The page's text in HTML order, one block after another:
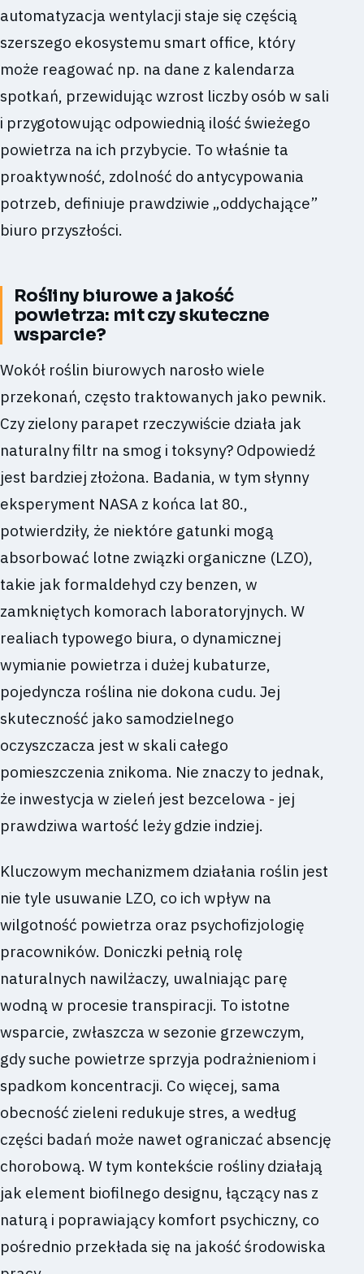
automatyzacja wentylacji staje się częścią
szerszego ekosystemu smart office, który
może reagować np. na dane z kalendarza
spotkań, przewidując wzrost liczby osób w sali
i przygotowując odpowiednią ilość świeżego
powietrza na ich przybycie. To właśnie ta
proaktywność, zdolność do antycypowania
potrzeb, definiuje prawdziwie „oddychające”
biuro przyszłości.
Rośliny biurowe a jakość
powietrza: mit czy skuteczne
wsparcie?
Wokół roślin biurowych narosło wiele
przekonań, często traktowanych jako pewnik.
Czy zielony parapet rzeczywiście działa jak
naturalny filtr na smog i toksyny? Odpowiedź
jest bardziej złożona. Badania, w tym słynny
eksperyment NASA z końca lat 80.,
potwierdziły, że niektóre gatunki mogą
absorbować lotne związki organiczne (LZO),
takie jak formaldehyd czy benzen, w
zamkniętych komorach laboratoryjnych. W
realiach typowego biura, o dynamicznej
wymianie powietrza i dużej kubaturze,
pojedyncza roślina nie dokona cudu. Jej
skuteczność jako samodzielnego
oczyszczacza jest w skali całego
pomieszczenia znikoma. Nie znaczy to jednak,
że inwestycja w zieleń jest bezcelowa - jej
prawdziwa wartość leży gdzie indziej.
Kluczowym mechanizmem działania roślin jest
nie tyle usuwanie LZO, co ich wpływ na
wilgotność powietrza oraz psychofizjologię
pracowników. Doniczki pełnią rolę
naturalnych nawilżaczy, uwalniając parę
wodną w procesie transpiracji. To istotne
wsparcie, zwłaszcza w sezonie grzewczym,
gdy suche powietrze sprzyja podrażnieniom i
spadkom koncentracji. Co więcej, sama
obecność zieleni redukuje stres, a według
części badań może nawet ograniczać absencję
chorobową. W tym kontekście rośliny działają
jak element biofilnego designu, łączący nas z
naturą i poprawiający komfort psychiczny, co
pośrednio przekłada się na jakość środowiska